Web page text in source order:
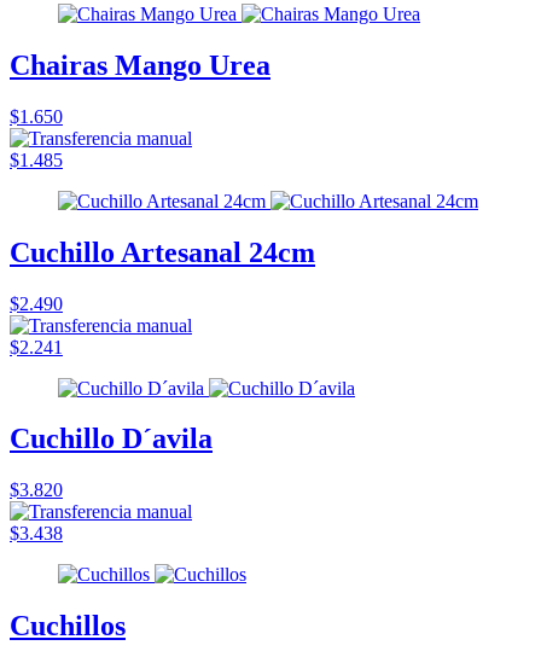
Chairas Mango Urea
$1.650
$1.485
Cuchillo Artesanal 24cm
$2.490
$2.241
Cuchillo D´avila
$3.820
$3.438
Cuchillos